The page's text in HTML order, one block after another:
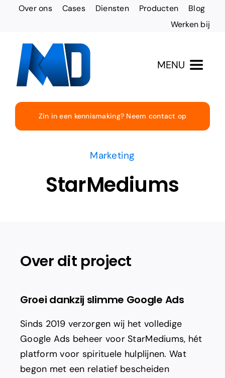
Over ons Cases Diensten Producten
Blog
Werken bij
MENU
Totaaloplossingen
Branding
Zin in een kennismaking? Neem contact op
Marketing
StarMediums
Over dit project
Groei dankzij slimme Google Ads
Sinds 2019 verzorgen wij het volledige
Google Ads beheer voor StarMediums, hét
platform voor spirituele hulplijnen. Wat
begon met een relatief bescheiden